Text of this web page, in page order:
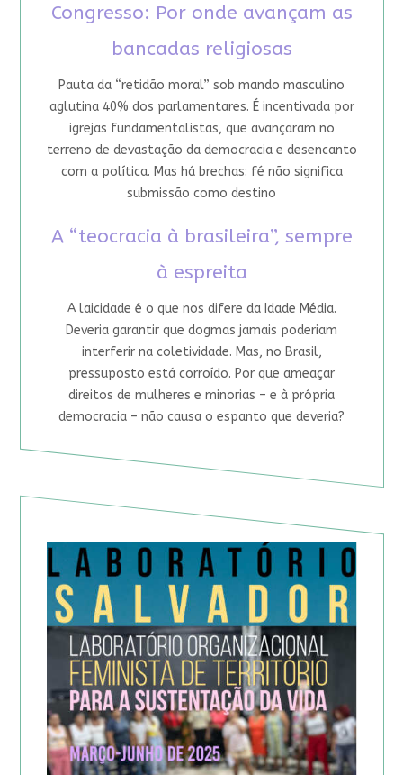
Congresso: Por onde avançam as
bancadas religiosas
Pauta da “retidão moral” sob mando masculino
aglutina 40% dos parlamentares. É incentivada por
igrejas fundamentalistas, que avançaram no
terreno de devastação da democracia e desencanto
com a política. Mas há brechas: fé não significa
submissão como destino
A “teocracia à brasileira”, sempre
à espreita
A laicidade é o que nos difere da Idade Média.
Deveria garantir que dogmas jamais poderiam
interferir na coletividade. Mas, no Brasil,
pressuposto está corroído. Por que ameaçar
direitos de mulheres e minorias – e à própria
democracia – não causa o espanto que deveria?